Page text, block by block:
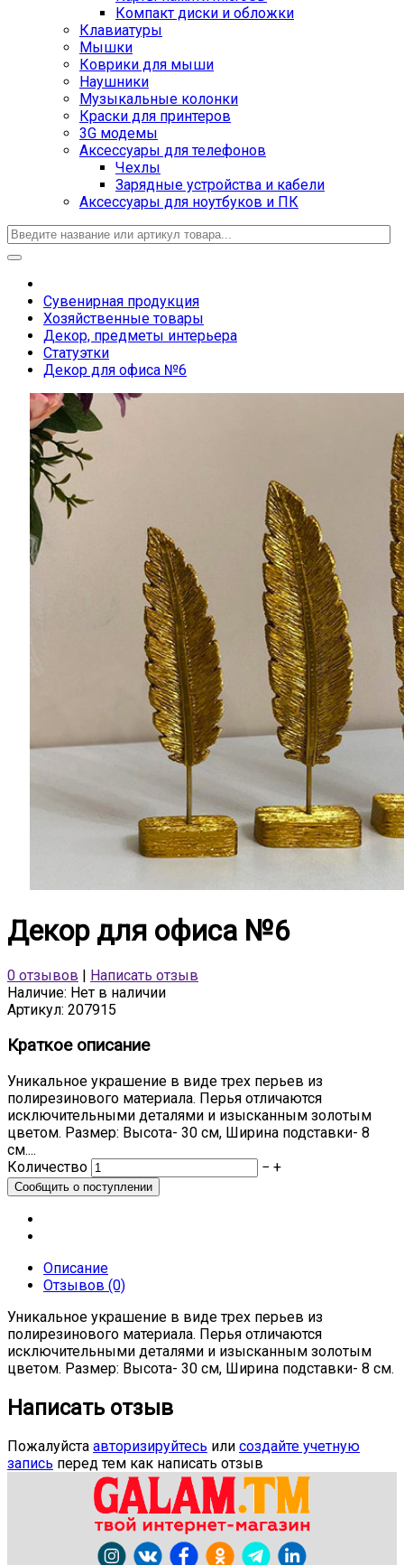
Компакт диски и обложки
Клавиатуры
Мышки
Коврики для мыши
Наушники
Музыкальные колонки
Краски для принтеров
3G модемы
Аксессуары для телефонов
Чехлы
Зарядные устройства и кабели
Аксессуары для ноутбуков и ПК
Сувенирная продукция
Хозяйственные товары
Декор, предметы интерьера
Статуэтки
Декор для офиса №6
Декор для офиса №6
0 отзывов
Написать отзыв
Наличие: Нет в наличии
Артикул: 207915
Краткое описание
Уникальное украшение в виде трех перьев из
полирезинового материала. Перья отличаются
исключительными деталями и изысканным золотым
цветом. Размер: Высота- 30 см, Ширина подставки- 8
см....
Количество
− +
Описание
Отзывов (0)
Уникальное украшение в виде трех перьев из
полирезинового материала. Перья отличаются
исключительными деталями и изысканным золотым
цветом. Размер: Высота- 30 см, Ширина подставки- 8 см.
Написать отзыв
Пожалуйста авторизируйтесь или создайте учетную
запись перед тем как написать отзыв